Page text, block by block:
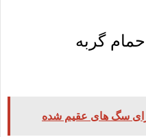
گربه
سگ های عقیم شده